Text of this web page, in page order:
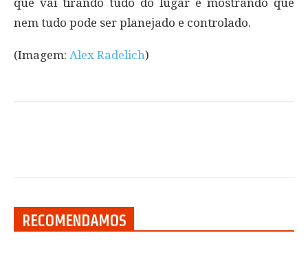
nem tudo pode ser planejado e controlado.
(Imagem: Alex Radelich)
RECOMENDAMOS